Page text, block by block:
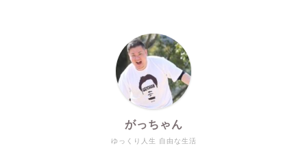
ゆっくり人生 自由な生活
がっちゃん